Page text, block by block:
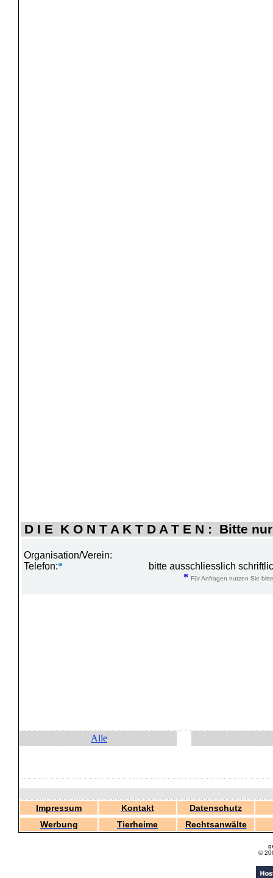
D I E K O N T A K T D A T E N : Bitte
Organisation/Verein:
Telefon:*
bitte ausschliesslich
* Für Anfragen nutzen Sie
Alle
Impressum Kontakt
Datenschutz
Werbung
Tierheime Rechtsanwälte
©